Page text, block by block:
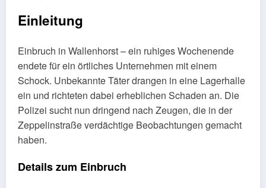
Einleitung
Einbruch in Wallenhorst – ein ruhiges Wochenende
endete für ein örtliches Unternehmen mit einem
Schock. Unbekannte Täter drangen in eine Lagerhalle
ein und richteten dabei erheblichen Schaden an. Die
Polizei sucht nun dringend nach Zeugen, die in der
Zeppelinstraße verdächtige Beobachtungen gemacht
haben.
Details zum Einbruch